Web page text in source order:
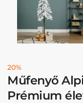
20%
Műfenyő
Prémium